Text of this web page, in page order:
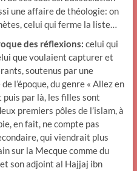
une affaire de théologie: on
celui qui ferme la liste…
des réflexions: celui qui
que voulaient capturer et
soutenus par une
l’époque, du genre « Allez en
puis par là, les filles sont
premiers pôles de l’islam, à
en fait, ne compte pas
qui viendrait plus
sur la Mecque comme du
son adjoint al Hajjaj ibn